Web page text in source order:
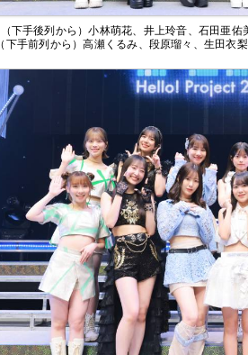
（下手後列から）小林萌花、井上玲音、石田亜
（下手前列から）高瀬くるみ、段原瑠々、生田衣